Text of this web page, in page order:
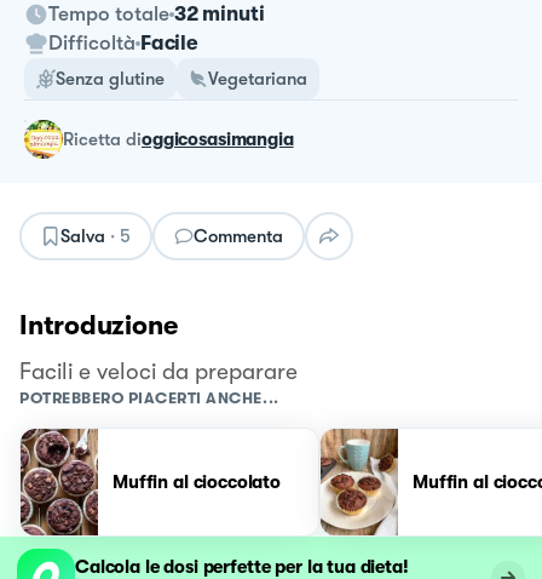
Tempo totale 32 minuti
Difficoltà Facile
Senza glutine Vegetariana
ricetta dioggicosasimangia
Salva · 5 Commenta
Introduzione
Facili e veloci da preparare
POTREBBERO PIACERTI ANCHE...
Muffin al cioccolato Muffin al
Calcola le dosi perfette per la tua dieta!